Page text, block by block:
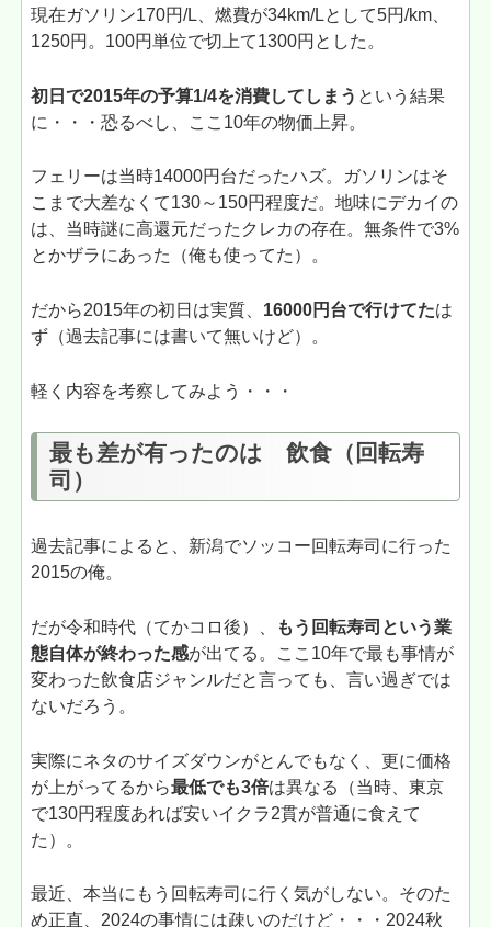
現在ガソリン170円/L、燃費が34km/Lとして5円/km、
1250円。100円単位で切上て1300円とした。
初日で2015年の予算1/4を消費してしまう という結果
に・・・恐るべし、ここ10年の物価上昇。
フェリーは当時14000円台だったハズ。ガソリンはそ
こまで大差なくて130～150円程度だ。地味にデカイの
は、当時謎に高還元だったクレカの存在。無条件で3%
とかザラにあった（俺も使ってた）。
だから2015年の初日は実質、 16000円台で行けてたは
ず（過去記事には書いて無いけど）。
軽く内容を考察してみよう・・・
最も差が有ったのは 飲食（回転寿
司）
過去記事によると、新潟でソッコー回転寿司に行った
2015の俺。
だが令和時代（てかコロ後）、
もう回転寿司という業
態自体が終わった感が出てる。ここ10年で最も事情が
変わった飲食店ジャンルだと言っても、言い過ぎでは
ないだろう。
実際にネタのサイズダウンがとんでもなく、更に価格
が上がってるから最低でも3倍は異なる（当時、東京
で130円程度あれば安いイクラ2貫が普通に食えて
た）。
最近、本当にもう回転寿司に行く気がしない。そのた
め正直、2024の事情には疎いのだけど・・・2024秋